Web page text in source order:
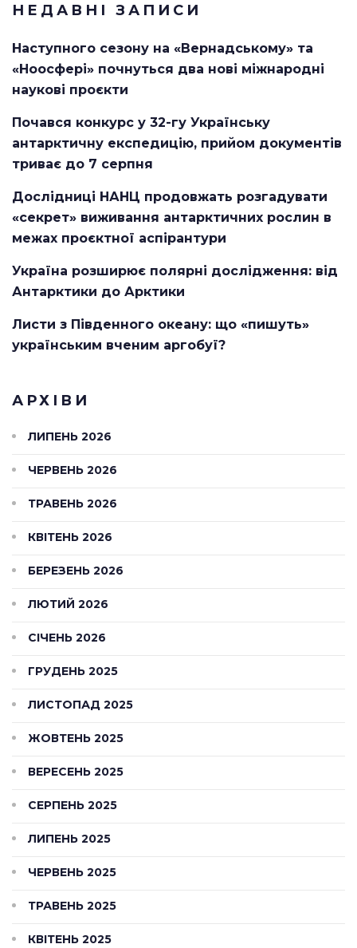
НЕДАВНІ ЗАПИСИ
Наступного сезону на «Вернадському» та
«Ноосфері» почнуться два нові міжнародні
наукові проєкти
Почався конкурс у 32-гу Українську
антарктичну експедицію, прийом документів
триває до 7 серпня
Дослідниці НАНЦ продовжать розгадувати
«секрет» виживання антарктичних рослин в
межах проєктної аспірантури
Україна розширює полярні дослідження: від
Антарктики до Арктики
Листи з Південного океану: що «пишуть»
українським вченим аргобуї?
АРХІВИ
ЛИПЕНЬ 2026
ЧЕРВЕНЬ 2026
ТРАВЕНЬ 2026
КВІТЕНЬ 2026
БЕРЕЗЕНЬ 2026
ЛЮТИЙ 2026
СІЧЕНЬ 2026
ГРУДЕНЬ 2025
ЛИСТОПАД 2025
ЖОВТЕНЬ 2025
ВЕРЕСЕНЬ 2025
СЕРПЕНЬ 2025
ЛИПЕНЬ 2025
ЧЕРВЕНЬ 2025
ТРАВЕНЬ 2025
КВІТЕНЬ 2025